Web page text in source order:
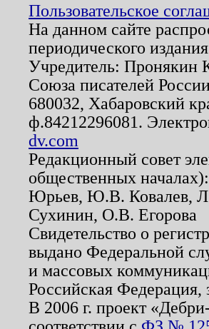
Пользовательское
На данном сайте
периодического
Учредитель: Пронякин
Союза писателей
680032, Хабаровский
ф.84212296081.
dv.com
Редакционный совет
общественных
Юрьев, Ю.В. Ковалев,
Сухинин, О.В. Егорова
Свидетельство о
выдано Федеральной
и массовых
Российская
В 2006 г. проект